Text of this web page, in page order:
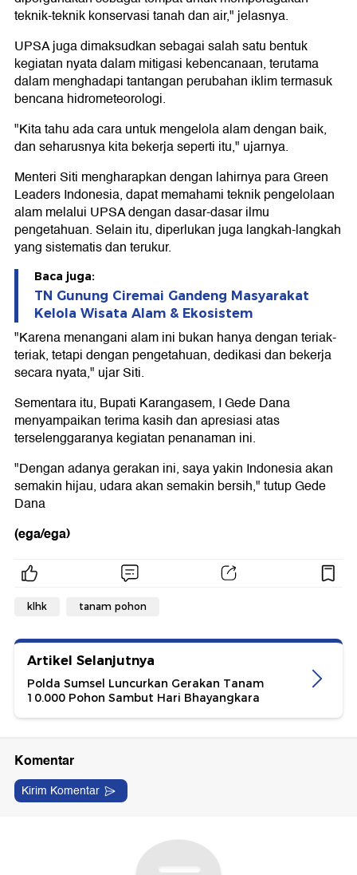
teknik-teknik konservasi tanah dan air," jelasnya.
UPSA juga dimaksudkan sebagai salah satu bentuk
kegiatan nyata dalam mitigasi kebencanaan, terutama
dalam menghadapi tantangan perubahan iklim termasuk
bencana hidrometeorologi.
"Kita tahu ada cara untuk mengelola alam dengan baik,
dan seharusnya kita bekerja seperti itu," ujarnya.
Menteri Siti mengharapkan dengan lahirnya para Green
Leaders Indonesia, dapat memahami teknik pengelolaan
alam melalui UPSA dengan dasar-dasar ilmu
pengetahuan. Selain itu, diperlukan juga langkah-langkah
yang sistematis dan terukur.
Baca juga:
TN Gunung Ciremai Gandeng Masyarakat
Kelola Wisata Alam & Ekosistem
"Karena menangani alam ini bukan hanya dengan teriak-
teriak, tetapi dengan pengetahuan, dedikasi dan bekerja
secara nyata," ujar Siti.
Sementara itu, Bupati Karangasem, I Gede Dana
menyampaikan terima kasih dan apresiasi atas
terselenggaranya kegiatan penanaman ini.
"Dengan adanya gerakan ini, saya yakin Indonesia akan
semakin hijau, udara akan semakin bersih," tutup Gede
Dana
(ega/ega)
klhk tanam pohon
Artikel Selanjutnya
Polda Sumsel Luncurkan Gerakan Tanam
10.000 Pohon Sambut Hari Bhayangkara